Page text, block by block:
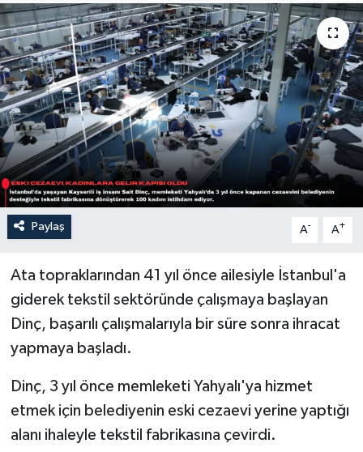
Paylaş A- A+
Ata topraklarından 41 yıl önce ailesiyle İstanbul'a
giderek tekstil sektöründe çalışmaya başlayan
Dinç, başarılı çalışmalarıyla bir süre sonra ihracat
yapmaya başladı.
Dinç, 3 yıl önce memleketi Yahyalı'ya hizmet
etmek için belediyenin eski cezaevi yerine yaptığı
alanı ihaleyle tekstil fabrikasına çevirdi.
Sağlık
Siyaset
Spor
Türkiye